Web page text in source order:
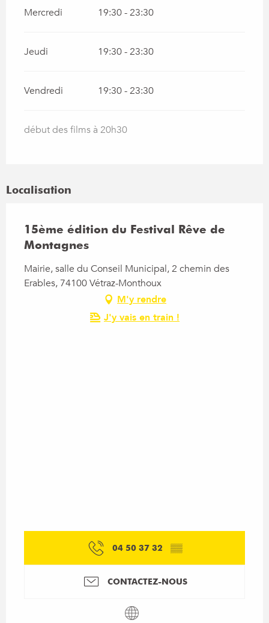
Mercredi 19:30 - 23:30
Jeudi 19:30 - 23:30
Vendredi 19:30 - 23:30
début des films à 20h30
Localisation
15ème édition du Festival Rêve de
Montagnes
Mairie, salle du Conseil Municipal, 2 chemin des
Erables, 74100 Vétraz-Monthoux
M'y rendre
J'y vais en train !
04 50 37 32 ▒▒
CONTACTEZ-NOUS